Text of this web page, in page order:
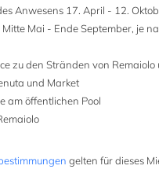
Anwesens 17. April - 12.
Mitte Mai - Ende September, je
zu den Stränden von
und Market
am öffentlichen Pool
gelten für dieses